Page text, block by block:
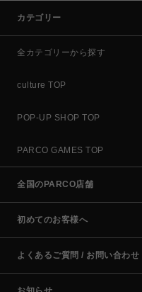
カテゴリー
全カテゴリーから探す
culture TOP
POP-UP SHOP TOP
PARCO GAMES TOP
全国のPARCO店舗
初めてのお客様へ
よくあるご質問 / お問い合わせ